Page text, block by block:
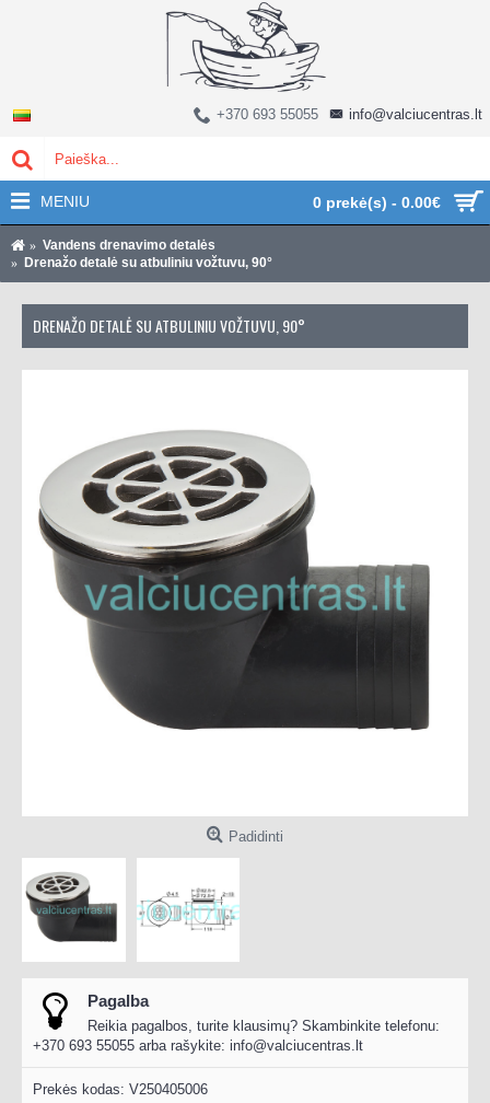
0 prekė(s) - 0.00€
+370 693 55055 info@valciucentras.lt
MENIU
Vandens drenavimo detalės
Drenažo detalė su atbuliniu vožtuvu, 90°
DRENAŽO DETALĖ SU ATBULINIU VOŽTUVU, 90°
Padidinti
Pagalba
Reikia pagalbos, turite klausimų? Skambinkite telefonu:
+370 693 55055 arba rašykite: info@valciucentras.lt
Prekės kodas: V250405006